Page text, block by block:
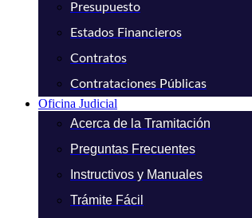
Presupuesto
Estados Financieros
Contratos
Contrataciones Públicas
Oficina Judicial
Acerca de la Tramitación
Preguntas Frecuentes
Instructivos y Manuales
Trámite Fácil